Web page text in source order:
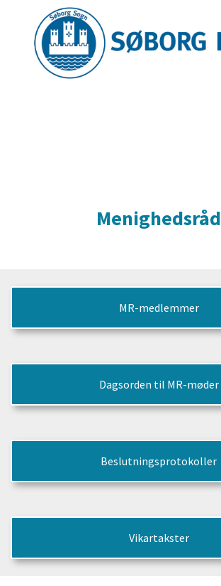
Menighedsråd
MR-medlemmer
Dagsorden til MR-møder
Beslutningsprotokoller
Vikartakster